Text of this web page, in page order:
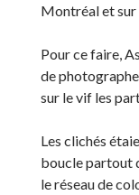
Montréal et sur
Pour ce faire,
de
sur le vif les
Les clichés
boucle partout
le réseau de